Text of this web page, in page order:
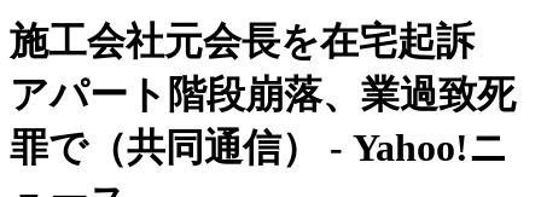
施工会社元会長を在宅起訴
アパート階段崩落、業過致死
罪で（共同通信） - Yahoo!ニ